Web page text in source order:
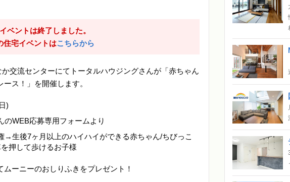
ベントは終了しました。
住宅イベントはこちらから
交流センターにてトータルハウジングさんが「赤ちゃん
ス！」を開催します。
)
のWEB応募専用フォームより
→生後7ヶ月以上のハイハイができる赤ちゃん/ちびっこ
押して歩けるお子様
ーニーのおしりふきをプレゼント！